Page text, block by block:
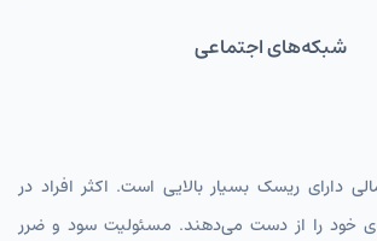
شبکه‌های اجتماعی
دارای ریسک بسیار بالایی است. اکثر افراد در
خود را از دست می‌دهند. مسئولیت سود و ضرر